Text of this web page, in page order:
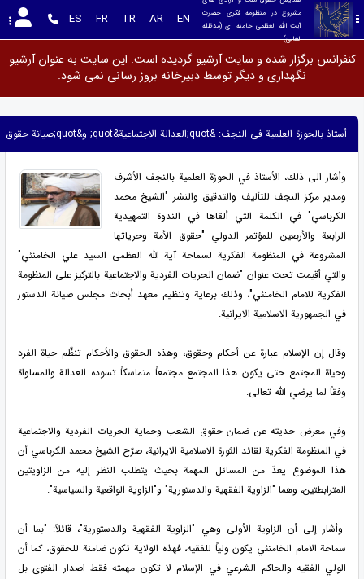
العالی)
EN
AR
TR
FR
ES
کنفرانس برگزار شده و سایت آرشیو گردیده است. این سایت به عنوان آرشیو
نگهداری و دیگر توسط دبیرخانه بروز رسانی نمی شود.
أستاذ بالحوزة العلمیة فی النجف: &quot;العدالة الاجتماعیة&quot; و&quot;صیانة حقوق الناس&quot; یعتبران من أبرز إهتمامات الإمام الخامنئی
وأشار الى ذلك، الأستاذ في الحوزة العلمية بالنجف الأشرف
ومدير مركز النجف للتأليف والتدقيق والنشر "الشيخ محمد
الكرباسي" في الكلمة التي ألقاها في الندوة التمهيدية
الرابعة والأربعين للمؤتمر الدولي "حقوق الأمة وحرياتها
المشروعة في المنظومة الفكرية لسماحة آية الله العظمى السيد علي الخامنئي"
والتي أقيمت تحت عنوان "ضمان الحريات الفردية والاجتماعية بالتركيز على المنظومة
الفكرية للامام الخامنئي"، وذلك برعاية وتنظيم معهد أبحاث مجلس صيانة الدستور
في الجمهورية الاسلامية الايرانية.
وقال إن الإسلام عبارة عن أحكام وحقوق، وهذه الحقوق والأحكام تنظّم حياة الفرد
وحياة المجتمع حتى يكون هذا المجتمع مجتمعاً متماسكاً تسوده العدالة والمساواة
وفقاً لما يرضي الله تعالى.
وفي معرض حديثه عن ضمان حقوق الشعب وحماية الحريات الفردية والاجتماعية
في المنظومة الفكرية لقائد الثورة الاسلامية الايرانية، صرّح الشيخ محمد الكرباسي أن
هذا الموضوع يعدّ من المسائل المهمة بحيث يتطلب النظر إليه من الزاويتين
المترابطتين، وهما "الزاوية الفقهية والدستورية" و"الزاوية الواقعية والسياسية".
وأشار إلى أن الزاوية الأولى وهي "الزاوية الفقهية والدستورية"، قائلاً: "بما أن
سماحة الامام الخامنئي يكون ولياً للفقيه، فهذه الولاية تكون ضامنة للحقوق، كما أن
الولي الفقيه والحاكم الشرعي في الإسلام لا تكون مهمته فقط اصدار الفتوى بل